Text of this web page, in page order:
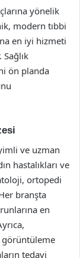
yönelik
modern tıbbi
en iyi hizmeti
ön planda
ve uzman
hastalıkları ve
ortopedi
branşta
en
tedavi